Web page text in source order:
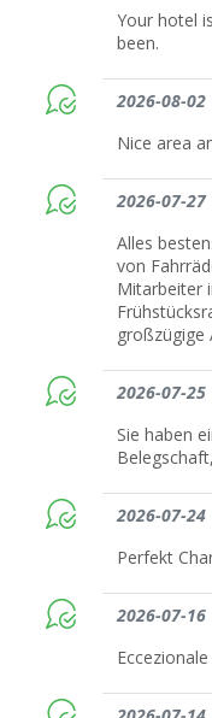
Your hotel
been.
2026-08-02
Nice area
2026-07-27
Alles
von
Mitarbeiter
großzügige
2026-07-25
Sie haben
2026-07-24
Perfekt
2026-07-16
Eccezionale